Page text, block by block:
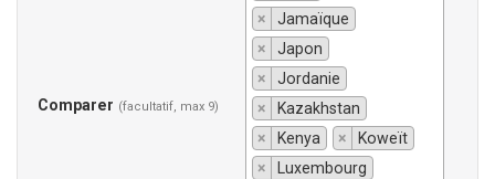
Comparer (facultatif, max 9)
×
Jamaïque
×
Japon
×
Jordanie
×
Kazakhstan
×
Kenya ×
Koweït
×
Luxembourg